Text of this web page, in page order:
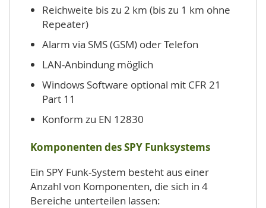
Reichweite bis zu 2 km (bis zu 1 km ohne
Repeater)
Alarm via SMS (GSM) oder Telefon
LAN-Anbindung möglich
Windows Software optional mit CFR 21
Part 11
Konform zu EN 12830
Komponenten des SPY Funksystems
Ein SPY Funk-System besteht aus einer
Anzahl von Komponenten, die sich in 4
Bereiche unterteilen lassen: